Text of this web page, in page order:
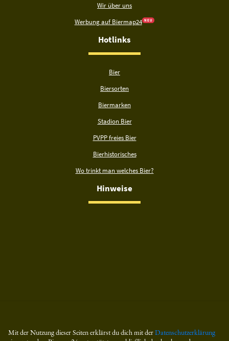
Wir über uns
Werbung auf Biermap24 N E U
Hotlinks
Bier
Biersorten
Biermarken
Stadion Bier
PVPP freies Bier
Bierhistorisches
Wo trinkt man welches Bier?
Hinweise
Mit der Nutzung dieser Seiten erklärst du dich mit derDatenschutzerklärung